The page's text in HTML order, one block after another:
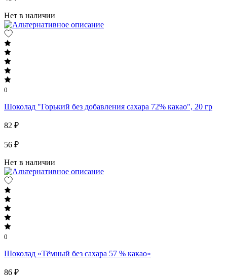
Нет в наличии
0
Шоколад "Горький без добавления сахара 72% какао", 20 гр
82 ₽
56 ₽
Нет в наличии
0
Шоколад «Тёмный без сахара 57 % какао»
86 ₽